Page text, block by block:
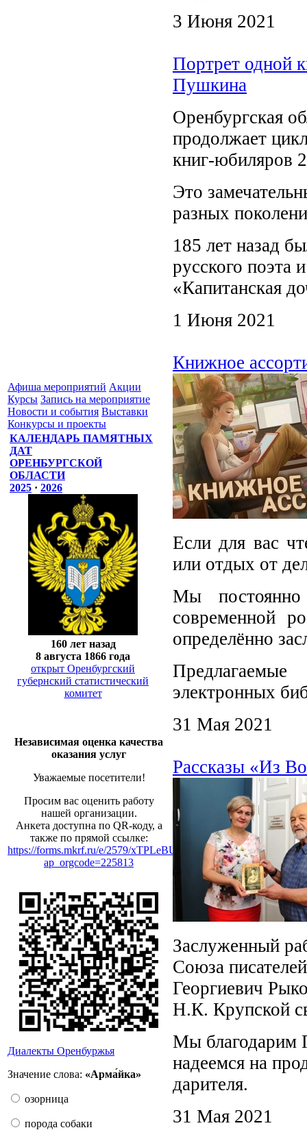
Афиша мероприятий Акции
Курсы Запись на мероприятие
Новости и события Выставки
Конкурсы и проекты
КАЛЕНДАРЬ ПАМЯТНЫХ
ДАТ
ОРЕНБУРГСКОЙ
ОБЛАСТИ
2025 · 2026
160 лет назад
8 августа 1866 года
открыт Оренбургский
губернский статистический
комитет
Независимая оценка качества
оказания услуг
Уважаемые посетители!
Просим вас оценить работу
нашей организации.
Анкета доступна по QR-коду, а
также по прямой ссылке:
https://forms.mkrf.ru/e/2579/xTPLeBU7/?
ap_orgcode=225813
Диалекты Оренбуржья
Значение слова: «Арма́йка»
озорница
порода собаки
3 Июня 2021
Портрет одной
Пушкина
Оренбургская
продолжает
книг-юбиляров
Это
разных
185 лет назад
русского поэта
«Капитанская
1 Июня 2021
Книжное
Если для вас
или отдых от
Мы постоянно
современной
определённо
электронных
31 Мая 2021
Рассказы «Из
Заслуженный
Союза
Георгиевич
Н.К. Крупской
Мы благодарим
надеемся на
дарителя.
31 Мая 2021